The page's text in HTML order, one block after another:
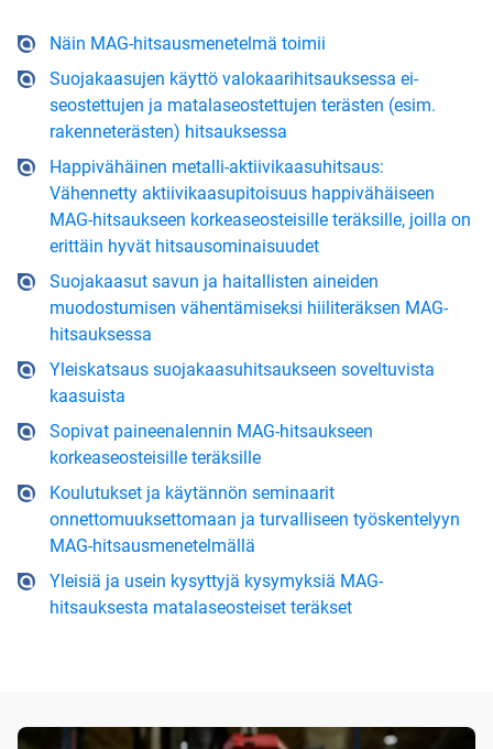
Näin MAG-hitsausmenetelmä toimii
Suojakaasujen käyttö valokaarihitsauksessa ei-
seostettujen ja matalaseostettujen terästen (esim.
rakenneterästen) hitsauksessa
Happivähäinen metalli-aktiivikaasuhitsaus:
Vähennetty aktiivikaasupitoisuus happivähäiseen
MAG-hitsaukseen korkeaseosteisille teräksille, joilla on
erittäin hyvät hitsausominaisuudet
Suojakaasut savun ja haitallisten aineiden
muodostumisen vähentämiseksi hiiliteräksen MAG-
hitsauksessa
Yleiskatsaus suojakaasuhitsaukseen soveltuvista
kaasuista
Sopivat paineenalennin MAG-hitsaukseen
korkeaseosteisille teräksille
Koulutukset ja käytännön seminaarit
onnettomuuksettomaan ja turvalliseen työskentelyyn
MAG-hitsausmenetelmällä
Yleisiä ja usein kysyttyjä kysymyksiä MAG-
hitsauksesta matalaseosteiset teräkset